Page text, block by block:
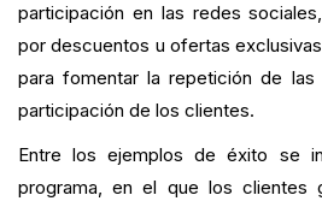
participación en las redes
por descuentos u ofertas
para fomentar la repetición de las
participación de los clientes.
Entre los ejemplos de éxito se
programa, en el que los clientes